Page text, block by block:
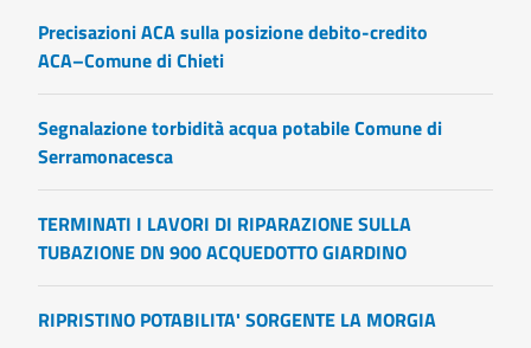
Precisazioni ACA sulla posizione debito-credito
ACA–Comune di Chieti
Segnalazione torbidità acqua potabile Comune di
Serramonacesca
TERMINATI I LAVORI DI RIPARAZIONE SULLA
TUBAZIONE DN 900 ACQUEDOTTO GIARDINO
RIPRISTINO POTABILITA' SORGENTE LA MORGIA